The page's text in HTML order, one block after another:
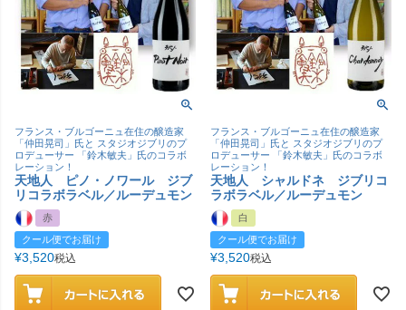
フランス・ブルゴーニュ在住の醸造家
「仲田晃司」氏と スタジオジブリのプ
ロデューサー 「鈴木敏夫」氏のコラボ
レーション！
天地人 ピノ・ノワール ジブ
リコラボラベル／ルーデュモン
赤
クール便でお届け
¥3,520税込
フランス・ブルゴーニュ在住の醸造家
「仲田晃司」氏と スタジオジブリのプ
ロデューサー 「鈴木敏夫」氏のコラボ
レーション！
天地人 シャルドネ ジブリコ
ラボラベル／ルーデュモン
白
クール便でお届け
¥3,520税込